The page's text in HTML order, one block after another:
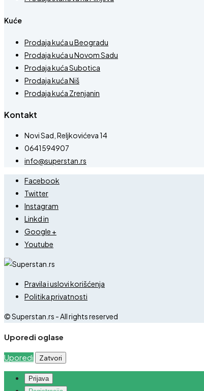
Kuće
Prodaja kuća u Beogradu
Prodaja kuća u Novom Sadu
Prodaja kuća Subotica
Prodaja kuća Niš
Prodaja kuća Zrenjanin
Kontakt
Novi Sad, Reljkovićeva 14
0641594907
info@superstan.rs
Facebook
Twitter
Instagram
Linkd in
Google +
Youtube
Pravila i uslovi korišćenja
Politika privatnosti
© Superstan.rs - All rights reserved
Uporedi oglase
Uporedi Zatvori
Prijava